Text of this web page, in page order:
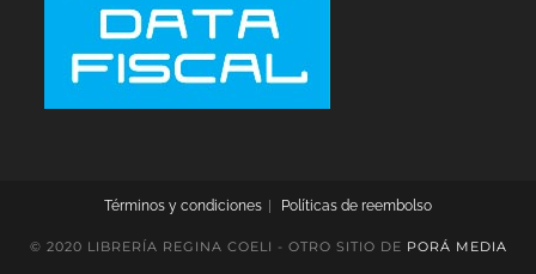
Términos y condiciones Políticas de reembolso
© 2020 LIBRERÍA REGINA COELI - OTRO SITIO DE PORÁ MEDIA